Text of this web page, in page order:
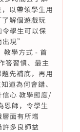
以帶領學生用
解個遊戲玩
學生可以保
現”
學方式 - 首
答習慣、最主
先補底，再用
道為何會錯、
心 教學態度/
恩師，令學生
面有所增
多良師益